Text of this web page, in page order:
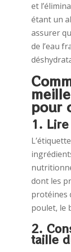
et
étant un
assurer
de l’eau
pour
1.
dont les
protéines
poulet, le
2.
taille